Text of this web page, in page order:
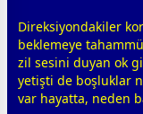
Direksiyondakiler
beklemeye
zil sesini duyan ok
yetişti de boşluklar
var hayatta, neden